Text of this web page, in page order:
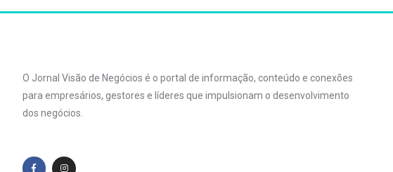
O Jornal Visão de Negócios é o portal de informação, conteúdo e conexões
para empresários, gestores e líderes que impulsionam o desenvolvimento
dos negócios.